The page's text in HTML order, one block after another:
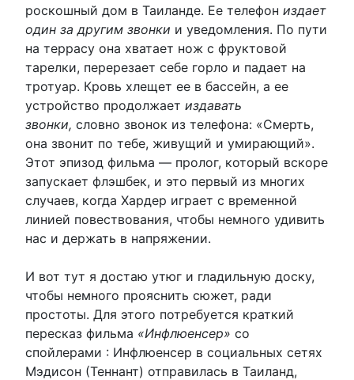
роскошный дом в Таиланде. Ее телефон издает
один за другим звонки и уведомления. По пути
на террасу она хватает нож с фруктовой
тарелки, перерезает себе горло и падает на
тротуар. Кровь хлещет ее в бассейн, а ее
устройство продолжает издавать
звонки, словно звонок из телефона: «Смерть,
она звонит по тебе, живущий и умирающий».
Этот эпизод фильма — пролог, который вскоре
запускает флэшбек, и это первый из многих
случаев, когда Хардер играет с временной
линией повествования, чтобы немного удивить
нас и держать в напряжении.
И вот тут я достаю утюг и гладильную доску,
чтобы немного прояснить сюжет, ради
простоты. Для этого потребуется краткий
пересказ фильма «Инфлюенсер» со
спойлерами : Инфлюенсер в социальных сетях
Мэдисон (Теннант) отправилась в Таиланд,